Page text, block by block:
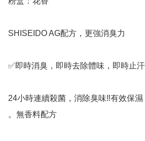
SHISEIDO AG配方，更強消臭力
✅️即時消臭，即時去除體味，即時止汗
24小時連續殺菌，消除臭味‼️有效保
。無香料配方